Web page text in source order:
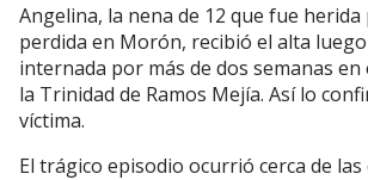
Angelina, la nena de 12 que fue
perdida en Morón, recibió el alta
internada por más de dos semanas en
la Trinidad de Ramos Mejía. Así lo
víctima.
El trágico episodio ocurrió cerca de las